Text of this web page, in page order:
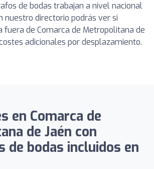
de bodas trabajan a nivel nacional
nuestro directorio podrás ver si
fuera de Comarca de Metropolitana de
adicionales por desplazamiento.
en Comarca de
de Jaén con
de bodas incluidos en